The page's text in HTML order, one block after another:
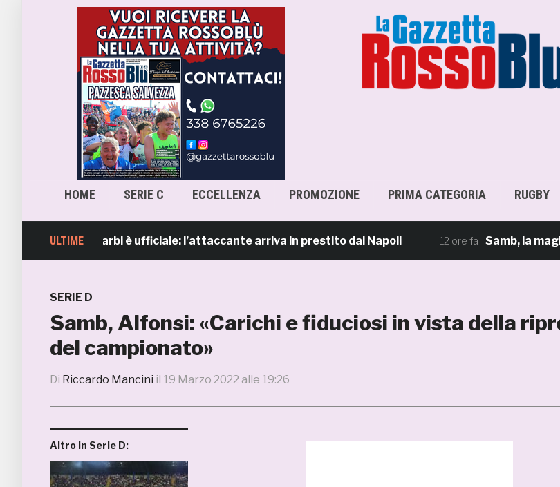
HOME SERIE C ECCELLENZA PROMOZIONE PRIMA CATEGORIA RUGBY
ULTIME
Lorenzo Sgarbi è ufficiale: l’attaccante arriva in prestito dal Napoli 12 ore fa Samb, la maglia
SERIE D
Samb, Alfonsi: «Carichi e fiduciosi in vista della
del campionato»
Di Riccardo Mancini il 19 Marzo 2022 alle 19:26
Altro in Serie D: